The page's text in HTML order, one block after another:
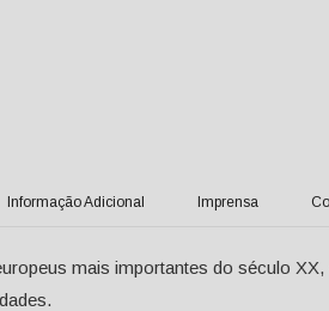
Informação Adicional Imprensa
mais importantes do século